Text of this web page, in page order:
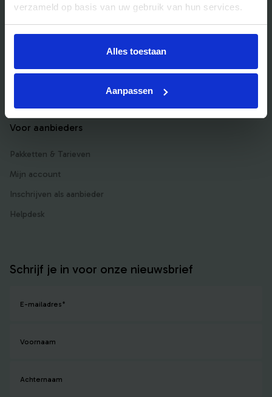
verzameld op basis van uw gebruik van hun services.
Alles toestaan
Aanpassen
Bedrijfsuitje Brabant
Bedrijfsuitje Eindhoven
Bedrijfsuitje uniek
Voor aanbieders
Pakketten & Tarieven
Mijn account
Inschrijven als aanbieder
Helpdesk
Schrijf je in voor onze nieuwsbrief
E-mailadres*
Voornaam
Achternaam